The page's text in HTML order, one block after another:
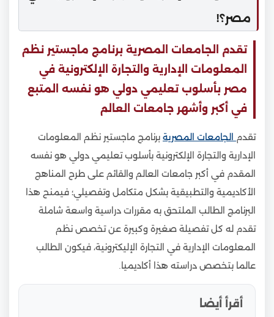
مصر؟!
تقدم الجامعات المصرية برنامج ماجستير نظم
المعلومات الإدارية والتجارة الإلكترونية في
مصر بأسلوب تعليمي دولي هو نفسه المتبع
في أكبر وأشهر جامعات العالم
تقدم الجامعات المصرية برنامج ماجستير نظم المعلومات
الإدارية والتجارة الإلكترونية بأسلوب تعليمي دولي هو نفسه
المقدم في أكبر جامعات العالم والقائم على طرح المناهج
الأكاديمية والتطبيقية بشكل متكامل وتفصيلي؛ فيمنح هذا
البرنامج الطالب الملتحق به مقررات دراسية واسعة شاملة
تقدم له كل تفصيلة صغيرة وكبيرة عن تخصص نظم
المعلومات الإدارية في التجارة الإليكترونية، فيكون الطالب
عالما بتخصص دراسته هذا أكاديميا.
أقرأ أيضا